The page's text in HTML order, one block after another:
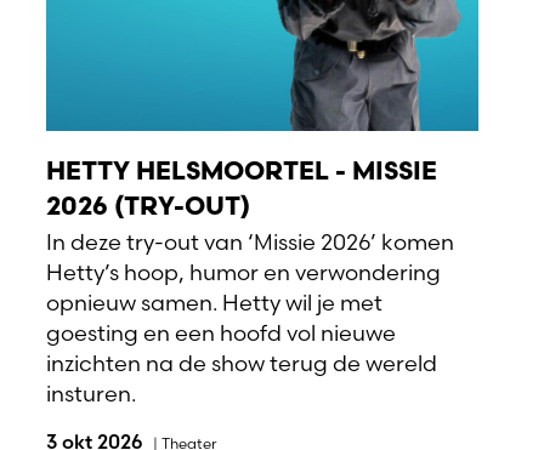
HETTY HELSMOORTEL - MISSIE
2026 (TRY-OUT)
In deze try-out van ‘Missie 2026’ komen
Hetty’s hoop, humor en verwondering
opnieuw samen. Hetty wil je met
goesting en een hoofd vol nieuwe
inzichten na de show terug de wereld
insturen.
3 okt 2026 | Theater